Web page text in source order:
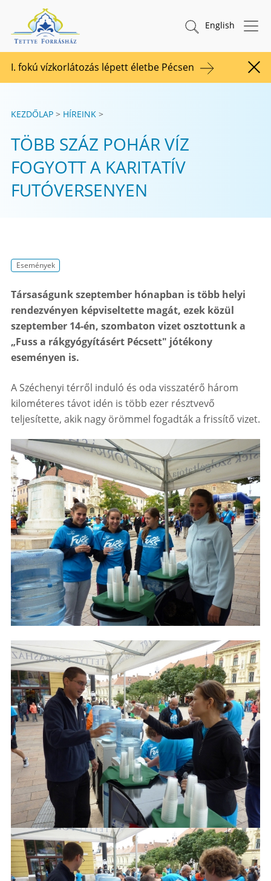
Tovább a tartalomhoz
TETTYE FORRÁSHÁZ Zrt. Keresés indítása
English
I. fokú vízkorlátozás lépett életbe Pécsen
KEZDŐLAP HÍREINK
TÖBB SZÁZ POHÁR VÍZ
FOGYOTT A KARITATÍV
FUTÓVERSENYEN
Események
Társaságunk szeptember hónapban is több helyi
rendezvényen képviseltette magát, ezek közül
szeptember 14-én, szombaton vizet osztottunk a
„Fuss a rákgyógyításért Pécsett" jótékony
eseményen is.
A Széchenyi térről induló és oda visszatérő három
kilométeres távot idén is több ezer résztvevő
teljesítette, akik nagy örömmel fogadták a frissítő vizet.